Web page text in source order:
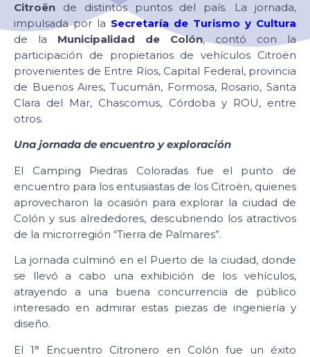
Citroën de distintos puntos del país. La jornada,
impulsada por la Secretaría de Turismo y Cultura
de la Municipalidad de Colón, contó con la
participación de propietarios de vehículos Citroën
provenientes de Entre Ríos, Capital Federal, provincia
de Buenos Aires, Tucumán, Formosa, Rosario, Santa
Clara del Mar, Chascomus, Córdoba y ROU, entre
otros.
Una jornada de encuentro y exploración
El Camping Piedras Coloradas fue el punto de
encuentro para los entusiastas de los Citroën, quienes
aprovecharon la ocasión para explorar la ciudad de
Colón y sus alrededores, descubriendo los atractivos
de la microrregión “Tierra de Palmares”.
La jornada culminó en el Puerto de la ciudad, donde
se llevó a cabo una exhibición de los vehículos,
atrayendo a una buena concurrencia de público
interesado en admirar estas piezas de ingeniería y
diseño.
El 1° Encuentro Citronero en Colón fue un éxito